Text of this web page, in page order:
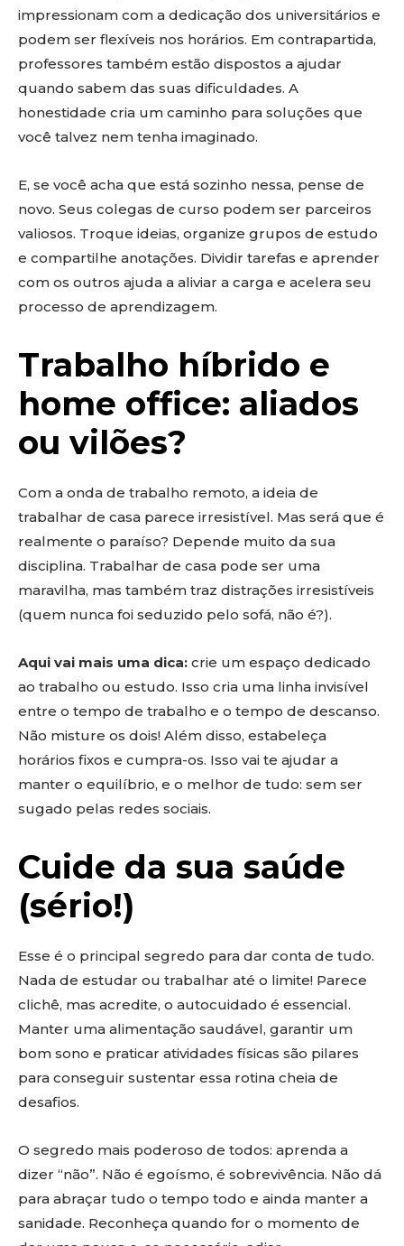
impressionam com a dedicação dos universitários e
podem ser flexíveis nos horários. Em contrapartida,
professores também estão dispostos a ajudar
quando sabem das suas dificuldades. A
honestidade cria um caminho para soluções que
você talvez nem tenha imaginado.
E, se você acha que está sozinho nessa, pense de
novo. Seus colegas de curso podem ser parceiros
valiosos. Troque ideias, organize grupos de estudo
e compartilhe anotações. Dividir tarefas e aprender
com os outros ajuda a aliviar a carga e acelera seu
processo de aprendizagem.
Trabalho híbrido e
home office: aliados
ou vilões?
Com a onda de trabalho remoto, a ideia de
trabalhar de casa parece irresistível. Mas será que é
realmente o paraíso? Depende muito da sua
disciplina. Trabalhar de casa pode ser uma
maravilha, mas também traz distrações irresistíveis
(quem nunca foi seduzido pelo sofá, não é?).
Aqui vai mais uma dica: crie um espaço dedicado
ao trabalho ou estudo. Isso cria uma linha invisível
entre o tempo de trabalho e o tempo de descanso.
Não misture os dois! Além disso, estabeleça
horários fixos e cumpra-os. Isso vai te ajudar a
manter o equilíbrio, e o melhor de tudo: sem ser
sugado pelas redes sociais.
Cuide da sua saúde
(sério!)
Esse é o principal segredo para dar conta de tudo.
Nada de estudar ou trabalhar até o limite! Parece
clichê, mas acredite, o autocuidado é essencial.
Manter uma alimentação saudável, garantir um
bom sono e praticar atividades físicas são pilares
para conseguir sustentar essa rotina cheia de
desafios.
O segredo mais poderoso de todos: aprenda a
dizer “não”. Não é egoísmo, é sobrevivência. Não dá
para abraçar tudo o tempo todo e ainda manter a
sanidade. Reconheça quando for o momento de